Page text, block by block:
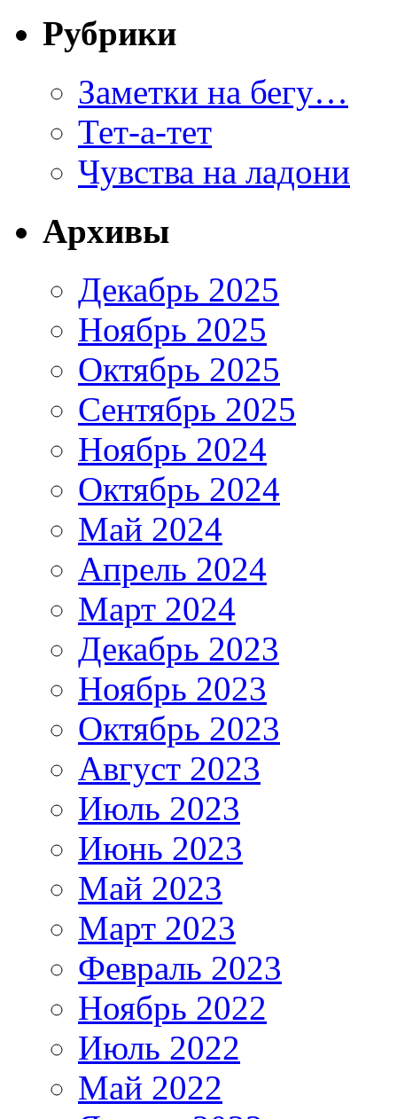
Рубрики
Заметки на бегу…
Тет-а-тет
Чувства на ладони
Архивы
Декабрь 2025
Ноябрь 2025
Октябрь 2025
Сентябрь 2025
Ноябрь 2024
Октябрь 2024
Май 2024
Апрель 2024
Март 2024
Декабрь 2023
Ноябрь 2023
Октябрь 2023
Август 2023
Июль 2023
Июнь 2023
Май 2023
Март 2023
Февраль 2023
Ноябрь 2022
Июль 2022
Май 2022